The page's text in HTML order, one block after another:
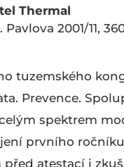
Thermal
Pavlova 2001/11,
tuzemského
Prevence.
spektrem
prvního ročníku
atestací i